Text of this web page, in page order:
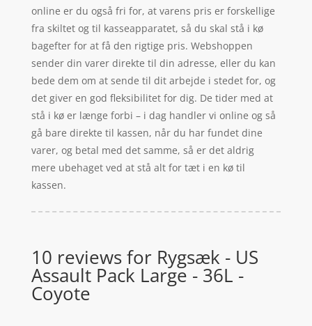
online er du også fri for, at varens pris er forskellige
fra skiltet og til kasseapparatet, så du skal stå i kø
bagefter for at få den rigtige pris. Webshoppen
sender din varer direkte til din adresse, eller du kan
bede dem om at sende til dit arbejde i stedet for, og
det giver en god fleksibilitet for dig. De tider med at
stå i kø er længe forbi – i dag handler vi online og så
gå bare direkte til kassen, når du har fundet dine
varer, og betal med det samme, så er det aldrig
mere ubehaget ved at stå alt for tæt i en kø til
kassen.
10 reviews for Rygsæk - US
Assault Pack Large - 36L -
Coyote